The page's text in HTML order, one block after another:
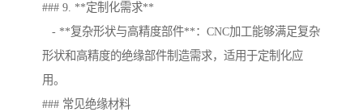
### 9. **定制化需求**
- **复杂形状与高精度部件**：CNC加工能够满足复杂
形状和高精度的绝缘部件制造需求，适用于定制化应
用。
### 常见绝缘材料